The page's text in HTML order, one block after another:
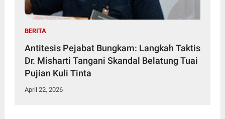
BERITA
Antitesis Pejabat Bungkam: Langkah Taktis
Dr. Misharti Tangani Skandal Belatung Tuai
Pujian Kuli Tinta
April 22, 2026